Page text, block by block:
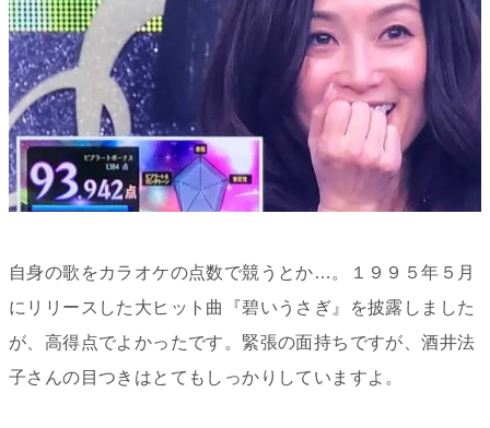
自身の歌をカラオケの点数で競うとか…。１９９５年５月
にリリースした大ヒット曲『碧いうさぎ』を披露しました
が、高得点でよかったです。緊張の面持ちですが、酒井法
子さんの目つきはとてもしっかりしていますよ。